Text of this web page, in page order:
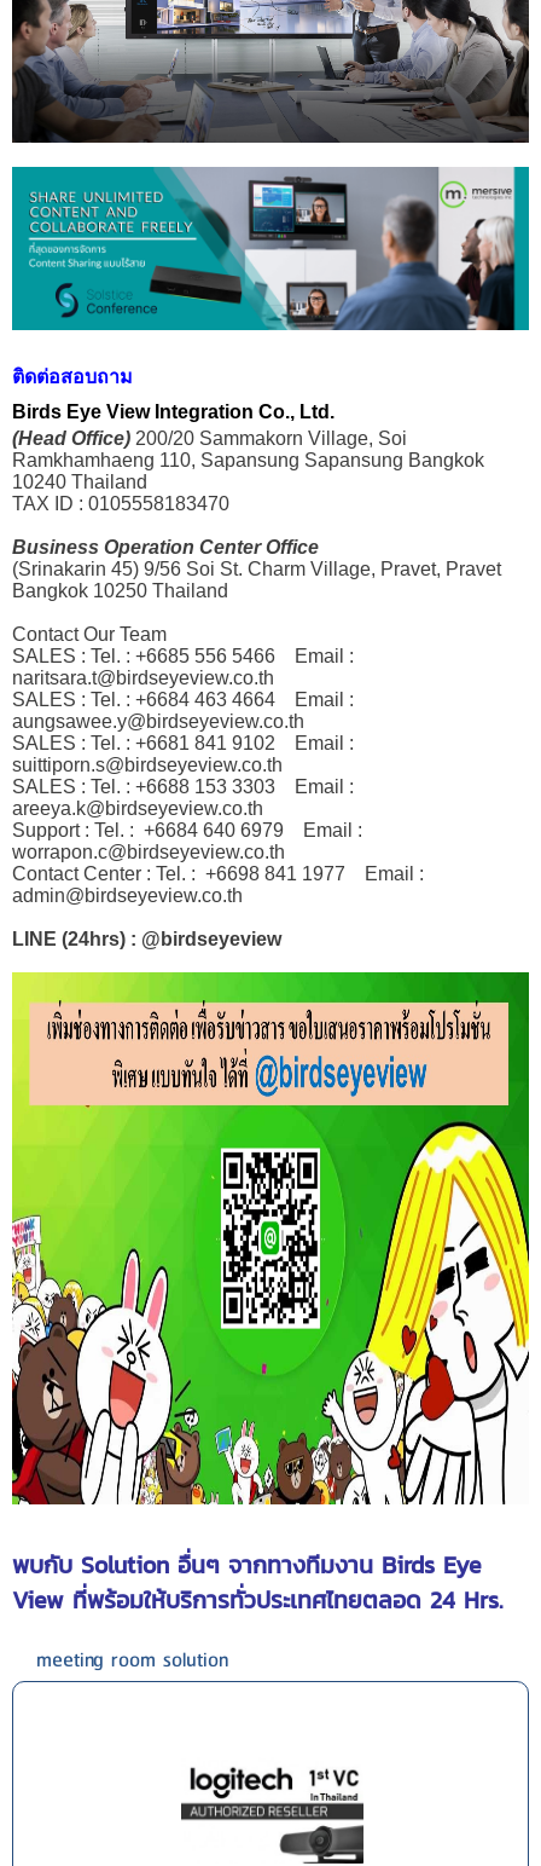
ติดต่อสอบถาม
Birds Eye View Integration Co., Ltd.
(Head Office) 200/20 Sammakorn Village, Soi
Ramkhamhaeng 110, Sapansung Sapansung Bangkok
10240 Thailand
TAX ID : 0105558183470
Business Operation Center Office
(Srinakarin 45) 9/56 Soi St. Charm Village, Pravet, Pravet
Bangkok 10250 Thailand
Contact Our Team
SALES : Tel. : +6685 556 5466
Email :
naritsara.t@birdseyeview.co.th
SALES : Tel. : +6684 463 4664
Email :
aungsawee.y@birdseyeview.co.th
SALES : Tel. : +6681 841 9102
Email :
suittiporn.s@birdseyeview.co.th
SALES : Tel. : +6688 153 3303
Email :
areeya.k@birdseyeview.co.th
Support : Tel. : +6684 640 6979
Email :
worrapon.c@birdseyeview.co.th
Contact Center : Tel. : +6698 841 1977
Email :
admin@birdseyeview.co.th
LINE (24hrs) : @birdseyeview
พบกับ Solution อื่นๆ จากทางทีมงาน Birds Eye
View ที่พร้อมให้บริการทั่วประเทศไทยตลอด 24 Hrs.
meeting room solution